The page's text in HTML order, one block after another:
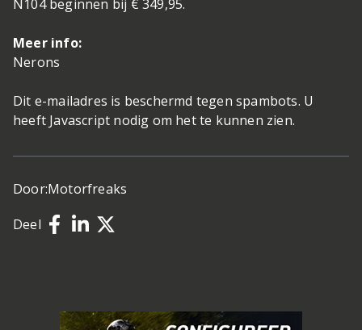
N104 beginnen bij € 349,95.
Meer info:
Nerons
Dit e-mailadres is beschermd tegen spambots. U
heeft Javascript nodig om het te kunnen zien.
Door:Motorfreaks
Deel